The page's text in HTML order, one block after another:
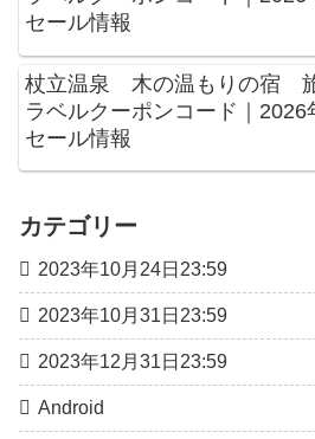
セール情報
杖立温泉 木の温もりの宿
ラベルクーポンコード｜2026
セール情報
カテゴリー
2023年10月24日23:59
2023年10月31日23:59
2023年12月31日23:59
Android